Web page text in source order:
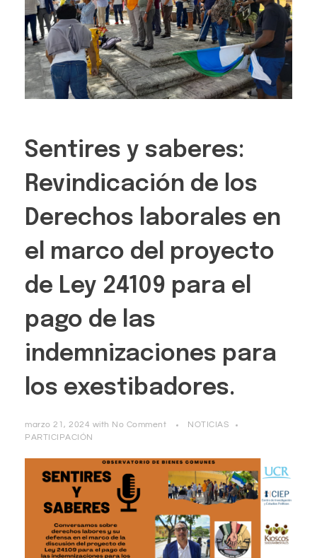
Sentires y saberes:
Revindicación de los
Derechos laborales en
el marco del proyecto
de Ley 24109 para el
pago de las
indemnizaciones para
los exestibadores.
marzo 21, 2024 with No Comment
NOTICIAS
PARTICIPACIÓN